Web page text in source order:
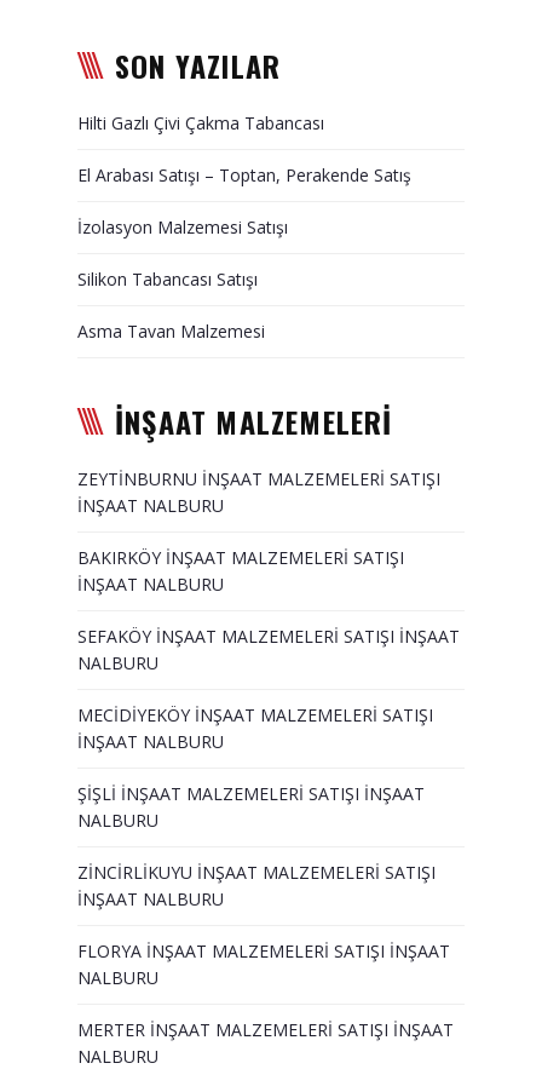
Karbon Köpük Malzemesi
Satışı
Tavan Boyası
Betopan Malzemesi Satışı
Asma Tavan Malzemesi
Malzeme Satışı
Sandviç Panel Malzemesi
Asma Tavan Malzemesi
Duvar Paneli, Söve, Dekoratif
Kaplama
BİZE ULAŞIN
SON YAZILAR
Hilti Gazlı Çivi Çakma Tabancası
El Arabası Satışı – Toptan, Perakende Satış
İzolasyon Malzemesi Satışı
Silikon Tabancası Satışı
Asma Tavan Malzemesi
İNŞAAT MALZEMELERİ
ZEYTİNBURNU İNŞAAT MALZEMELERİ SATIŞI
İNŞAAT NALBURU
BAKIRKÖY İNŞAAT MALZEMELERİ SATIŞI
İNŞAAT NALBURU
SEFAKÖY İNŞAAT MALZEMELERİ SATIŞI İNŞAAT
NALBURU
MECİDİYEKÖY İNŞAAT MALZEMELERİ SATIŞI
İNŞAAT NALBURU
ŞİŞLİ İNŞAAT MALZEMELERİ SATIŞI İNŞAAT
NALBURU
ZİNCİRLİKUYU İNŞAAT MALZEMELERİ SATIŞI
İNŞAAT NALBURU
FLORYA İNŞAAT MALZEMELERİ SATIŞI İNŞAAT
NALBURU
MERTER İNŞAAT MALZEMELERİ SATIŞI İNŞAAT
NALBURU